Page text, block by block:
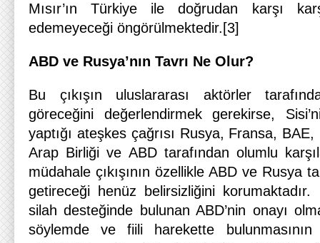
Mısır’ın Türkiye ile doğrudan karşı
edemeyeceği öngörülmektedir.[3]
ABD ve Rusya’nın Tavrı Ne Olur?
Bu çıkışın uluslararası aktörler
göreceğini değerlendirmek gerekirse,
yaptığı ateşkes çağrısı Rusya, Fransa,
Arap Birliği ve ABD tarafından olumlu
müdahale çıkışının özellikle ABD ve Rusya
getireceği henüz belirsizliğini korumaktadır.
silah desteğinde bulunan ABD’nin onayı
söylemde ve fiili harekette